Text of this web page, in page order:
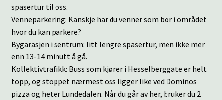
spasertur til oss.
Venneparkering: Kanskje har du venner som bor i området
hvor du kan parkere?
Bygarasjen i sentrum: litt lengre spasertur, men ikke mer
enn 13-14 minutt å gå.
Kollektivtrafikk: Buss som kjører i Hesselberggate er helt
topp, og stoppet nærmest oss ligger like ved Dominos
pizza og heter Lundedalen. Når du går av her, bruker du 2